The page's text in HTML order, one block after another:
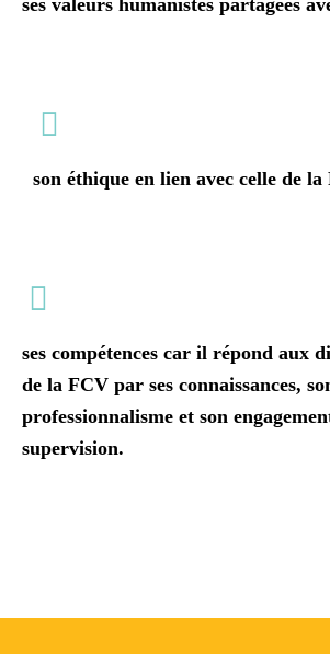
son éthique en lien avec celle de la
ses compétences car il répond aux
de la FCV par ses connaissances,
professionnalisme et son
supervision.